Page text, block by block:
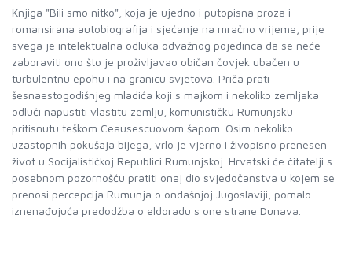
Knjiga "Bili smo nitko", koja je ujedno i putopisna proza i
romansirana autobiografija i sjećanje na mračno vrijeme, prije
svega je intelektualna odluka odvažnog pojedinca da se neće
zaboraviti ono što je proživljavao običan čovjek ubačen u
turbulentnu epohu i na granicu svjetova. Priča prati
šesnaestogodišnjeg mladića koji s majkom i nekoliko zemljaka
odluči napustiti vlastitu zemlju, komunističku Rumunjsku
pritisnutu teškom Ceausescuovom šapom. Osim nekoliko
uzastopnih pokušaja bijega, vrlo je vjerno i živopisno prenesen
život u Socijalističkoj Republici Rumunjskoj. Hrvatski će čitatelji s
posebnom pozornošću pratiti onaj dio svjedočanstva u kojem se
prenosi percepcija Rumunja o ondašnjoj Jugoslaviji, pomalo
iznenađujuća predodžba o eldoradu s one strane Dunava.